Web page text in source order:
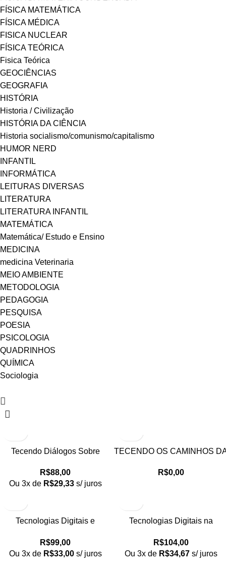
FÍSICA MATEMÁTICA
FÍSICA MÉDICA
FISICA NUCLEAR
FÍSICA TEÓRICA
Fisica Teórica
GEOCIÊNCIAS
GEOGRAFIA
HISTÓRIA
Historia / Civilização
HISTÓRIA DA CIÊNCIA
Historia socialismo/comunismo/capitalismo
HUMOR NERD
INFANTIL
INFORMÁTICA
LEITURAS DIVERSAS
LITERATURA
LITERATURA INFANTIL
MATEMÁTICA
Matemática/ Estudo e Ensino
MEDICINA
medicina Veterinaria
MEIO AMBIENTE
METODOLOGIA
PEDAGOGIA
PESQUISA
POESIA
PSICOLOGIA
QUADRINHOS
QUÍMICA
Sociologia
Tecendo Diálogos Sobre
em Ciências
R$88,00
Ou 3x de R$29,33 s/ juros
TECENDO OS CAMINHOS
R$0,00
Tecnologias Digitais e
R$99,00
Ou 3x de R$33,00 s/ juros
Tecnologias Digitais na
Aplicação
R$104,00
Ou 3x de R$34,67 s/ juros